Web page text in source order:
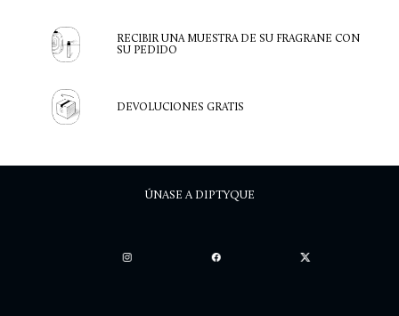
RECIBIR UNA MUESTRA DE SU FRAGRANE CON
SU PEDIDO
DEVOLUCIONES GRATIS
ÚNASE A DIPTYQUE